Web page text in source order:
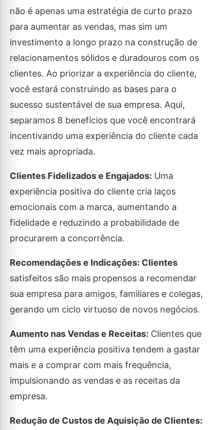
não é apenas uma estratégia de curto prazo
para aumentar as vendas, mas sim um
investimento a longo prazo na construção de
relacionamentos sólidos e duradouros com os
clientes. Ao priorizar a experiência do cliente,
você estará construindo as bases para o
sucesso sustentável de sua empresa. Aqui,
separamos 8 benefícios que você encontrará
incentivando uma experiência do cliente cada
vez mais apropriada.
Clientes Fidelizados e Engajados: Uma
experiência positiva do cliente cria laços
emocionais com a marca, aumentando a
fidelidade e reduzindo a probabilidade de
procurarem a concorrência.
Recomendações e Indicações: Clientes
satisfeitos são mais propensos a recomendar
sua empresa para amigos, familiares e colegas,
gerando um ciclo virtuoso de novos negócios.
Aumento nas Vendas e Receitas: Clientes que
têm uma experiência positiva tendem a gastar
mais e a comprar com mais frequência,
impulsionando as vendas e as receitas da
empresa.
Redução de Custos de Aquisição de Clientes: